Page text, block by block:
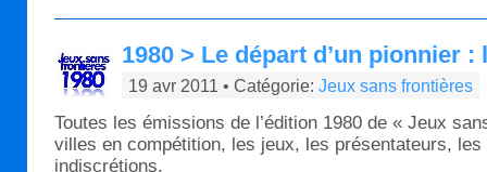
1980 > Le départ d’un pionnier :
19 avr 2011 • Catégorie: Jeux sans frontières
Toutes les émissions de l’édition 1980 de « Jeux
villes en compétition, les jeux, les présentateurs,
indiscrétions.